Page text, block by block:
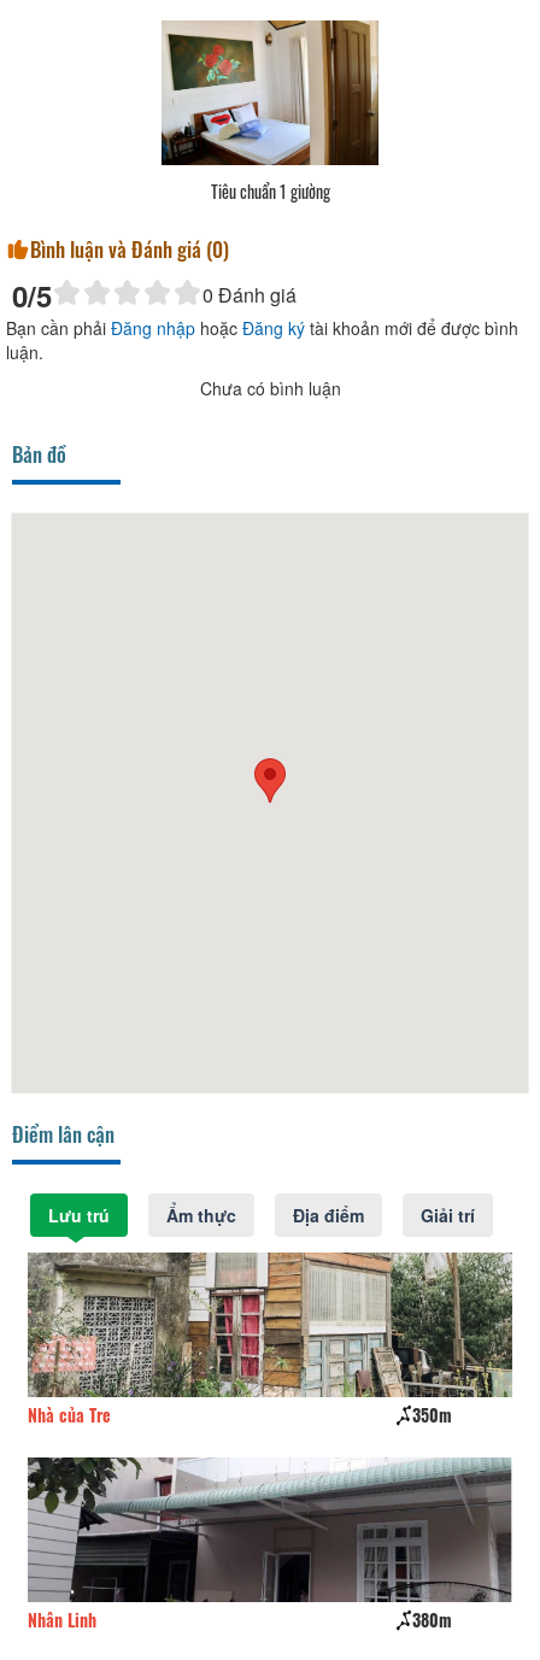
Tiêu chuẩn 1 giường
Bình luận và Đánh giá (0)
0/5 0 Đánh giá
Bạn cần phải Đăng nhập hoặc Đăng ký tài khoản mới để được bình
luận.
Chưa có bình luận
Bản đồ
Điểm lân cận
Lưu trú Ẩm thực Địa điểm Giải trí
Nhà của Tre 350m
Nhân Linh 380m